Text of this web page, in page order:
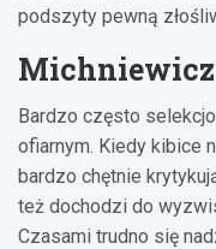
podszyty pewną
Bardzo często
ofiarnym. Kiedy kibice
bardzo chętnie
też dochodzi do
Czasami trudno się